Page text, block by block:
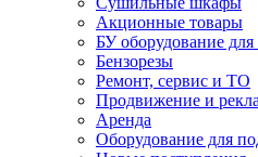
Акционные товары
БУ оборудование для
Бензорезы
Ремонт, сервис и ТО
Продвижение и
Аренда
Оборудование для